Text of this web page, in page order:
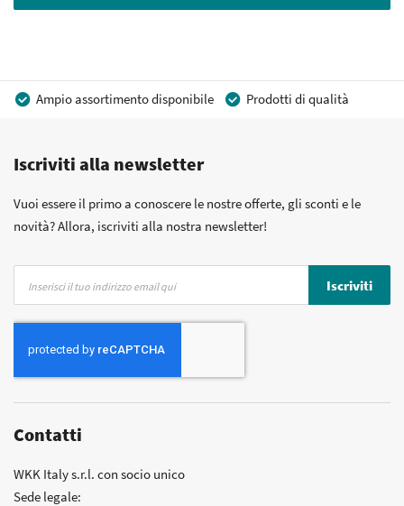
Ampio assortimento disponibile
Prodotti di qualità
Consulenza Personalizzata
Iscriviti alla newsletter
Vuoi essere il primo a conoscere le nostre offerte, gli sconti e le
novità? Allora, iscriviti alla nostra newsletter!
nostra
Newsletter:
Iscriviti
Contatti
WKK Italy s.r.l. con socio unico
Sede legale: